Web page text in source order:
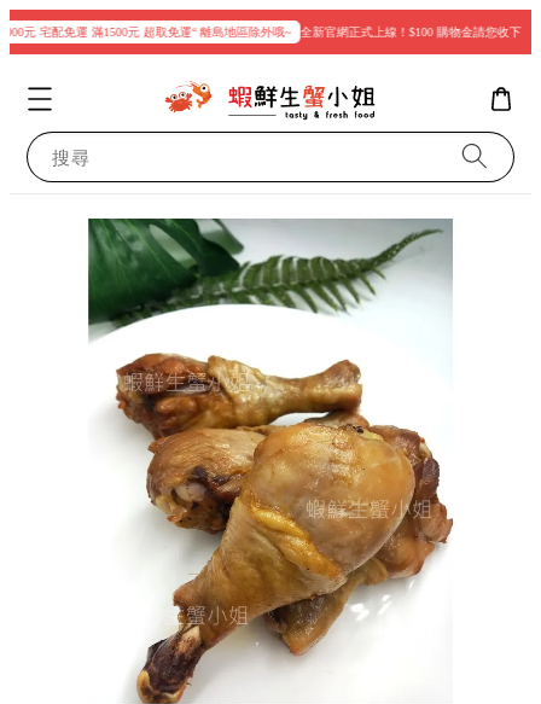
元 宅配免運 滿1500元 超取免運“ 離島地區除外哦~ 全新官網正式上線！$100 購物金請您收下
搜尋